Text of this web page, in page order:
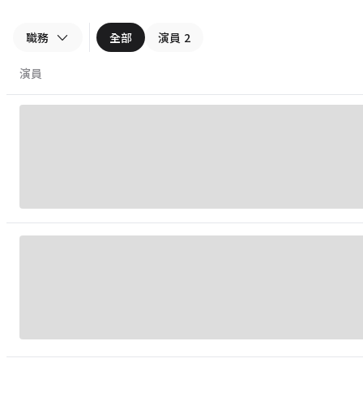
職務 全部 演員 2
演員